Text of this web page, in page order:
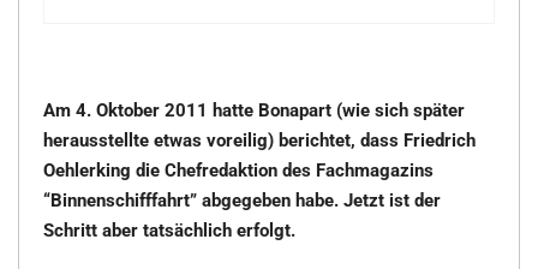
Am 4. Oktober 2011 hatte Bonapart (wie sich später
herausstellte etwas voreilig) berichtet, dass Friedrich
Oehlerking die Chefredaktion des Fachmagazins
“Binnenschifffahrt” abgegeben habe. Jetzt ist der
Schritt aber tatsächlich erfolgt.